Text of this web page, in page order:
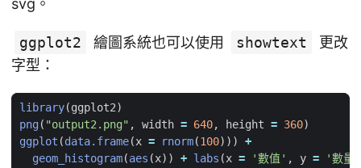
svg。
ggplot2 繪圖系統也可以使用 showtext
更改
字型：
library(ggplot2)
png( "output2.png" , width = 640, height = 360)
ggplot (data.frame(x = rnorm(100)))
+
geom_histogram(aes (x)) + labs (x = '數值' , y =
'數量'